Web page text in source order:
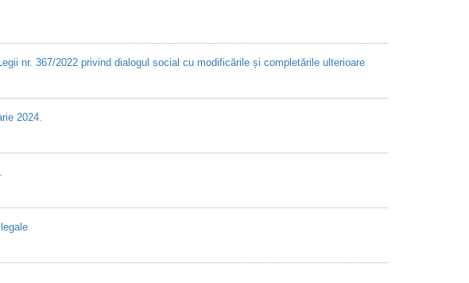
nr. 367/2022 privind dialogul social cu modificările și completările ulterioare
2024.